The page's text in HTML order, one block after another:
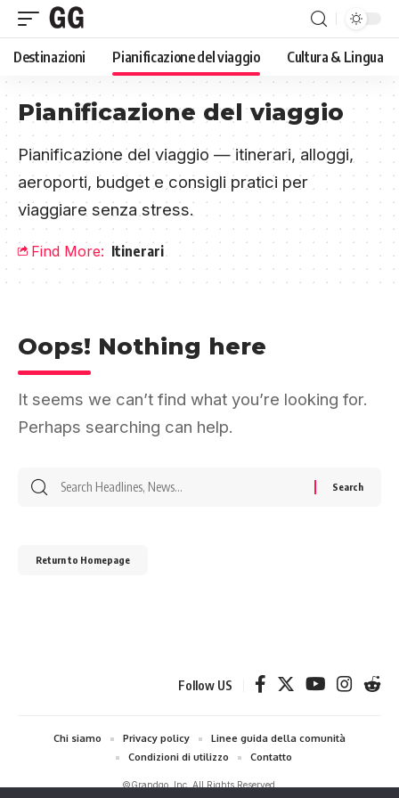
Destinazioni Pianificazione del viaggio Cultura & Lingua
Pianificazione del viaggio
Pianificazione del viaggio — itinerari, alloggi,
aeroporti, budget e consigli pratici per
viaggiare senza stress.
Find More: Itinerari
Oops! Nothing here
It seems we can’t find what you’re looking for.
Perhaps searching can help.
Search
Return to Homepage
Follow US
©Grandgo, Inc. All Rights Reserved.
Chi siamo Privacy policy
Linee guida della comunità
Condizioni di utilizzo
Contatto